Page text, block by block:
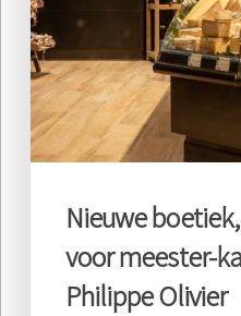
Nieuwe
voor meester-
Philippe Olivier